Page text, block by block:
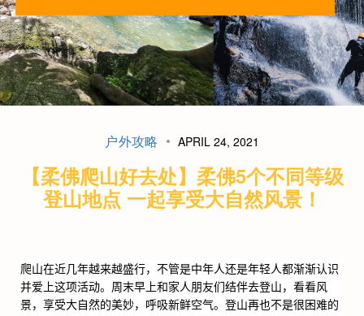
户外攻略 APRIL 24, 2021
【柔佛爬山好去处】柔佛5个不同等级
登山地点 一起享受大自然风景！
爬山在近几年越来越盛行，不管是中年人还是年轻人都渐渐认识
并爱上这项活动。周末早上和家人朋友们结伴去登山，看看风
景，享受大自然的美妙，呼吸新鲜空气。登山再也不是很困难的